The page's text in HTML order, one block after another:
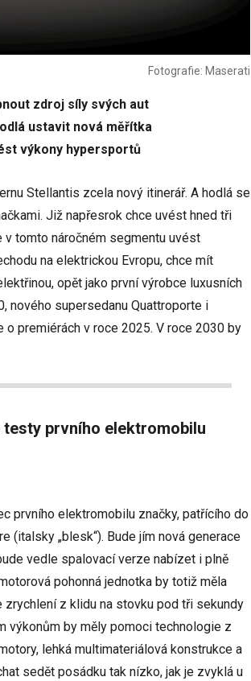
Fotografie: Maserati
zdroj síly svých aut
ustavit nová měřítka
výkony hypersportů
Stellantis zcela nový itinerář. A hodlá se
Již napřesrok chce uvést hned tři
tomto náročném segmentu uvést
na elektrickou Evropu, chce mít
opět jako první výrobce luxusních
nového supersedanu Quattroporte i
o premiérách v roce 2025. V roce 2030 by
prvního elektromobilu značky, patřícího do
(italsky „blesk“). Bude jím nová generace
vedle spalovací verze nabízet i plně
pohonná jednotka by totiž měla
z klidu na stovku pod tři sekundy
výkonům by měly pomoci technologie z
lehká multimateriálová konstrukce a
sedět posádku tak nízko, jak je zvyklá u